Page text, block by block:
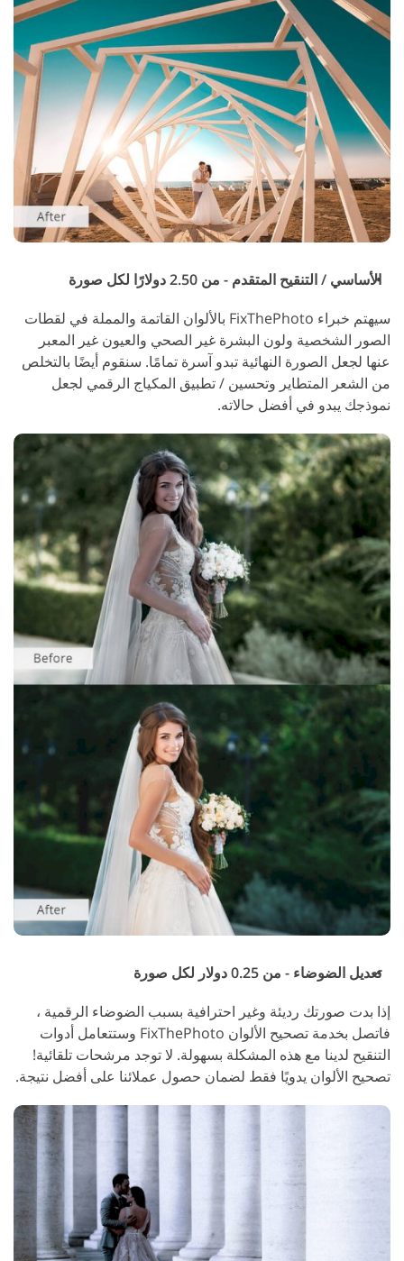
الأساسي / التنقيح المتقدم - من 2.50 دولارًا لكل صورة
سيهتم خبراء FixThePhoto بالألوان القاتمة والمملة في لقطات
الصور الشخصية ولون البشرة غير الصحي والعيون غير المعبر
عنها لجعل الصورة النهائية تبدو آسرة تمامًا. سنقوم أيضًا بالتخلص
من الشعر المتطاير وتحسين / تطبيق المكياج الرقمي لجعل
نموذجك يبدو في أفضل حالاته.
تعديل الضوضاء - من 0.25 دولار لكل صورة
إذا بدت صورتك رديئة وغير احترافية بسبب الضوضاء الرقمية ،
فاتصل بخدمة تصحيح الألوان FixThePhoto وستتعامل أدوات
التنقيح لدينا مع هذه المشكلة بسهولة. لا توجد مرشحات تلقائية!
تصحيح الألوان يدويًا فقط لضمان حصول عملائنا على أفضل نتيجة.